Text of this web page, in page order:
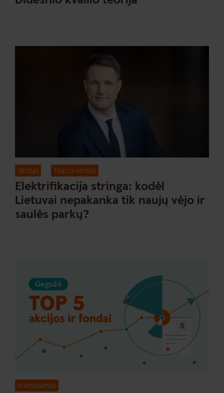
Verslas Tvarus verslas
Elektrifikacija stringa: kodėl
Lietuvai nepakanka tik naujų vėjo ir
saulės parkų?
Investavimas